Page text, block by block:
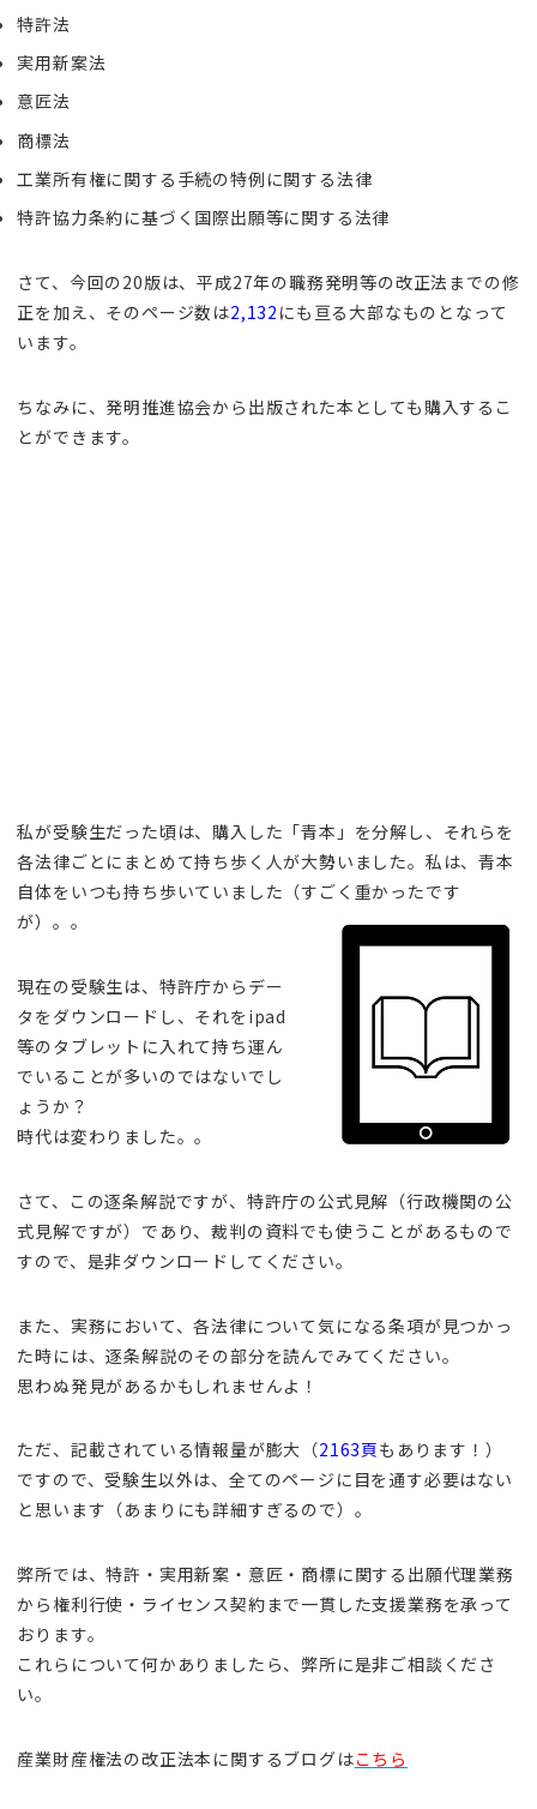
特許法
実用新案法
意匠法
商標法
工業所有権に関する手続の特例に関する法律
特許協力条約に基づく国際出願等に関する法律
さて、今回の20版は、平成27年の職務発明等の改正法までの修
正を加え、そのページ数は2,132 にも亘る大部なものとなって
います。
ちなみに、発明推進協会から出版された本としても購入するこ
とができます。
私が受験生だった頃は、購入した「青本」を分解し、それらを
各法律ごとにまとめて持ち歩く人が大勢いました。私は、青本
自体をいつも持ち歩いていました（すごく重かったです
が）。。
現在の受験生は、特許庁からデー
タをダウンロードし、それをipad
等のタブレットに入れて持ち運ん
でいることが多いのではないでし
ょうか？
時代は変わりました。。
さて、この逐条解説ですが、特許庁の公式見解（行政機関の公
式見解ですが）であり、裁判の資料でも使うことがあるもので
すので、是非ダウンロードしてください。
また、実務において、各法律について気になる条項が見つかっ
た時には、逐条解説のその部分を読んでみてください。
思わぬ発見があるかもしれませんよ！
ただ、記載されている情報量が膨大（2163頁もあります！）
ですので、受験生以外は、全てのページに目を通す必要はない
と思います（あまりにも詳細すぎるので）。
弊所では、特許・実用新案・意匠・商標に関する出願代理業務
から権利行使・ライセンス契約まで一貫した支援業務を承って
おります。
これらについて何かありましたら、弊所に是非ご相談くださ
い。
産業財産権法の改正法本に関するブログはこちら